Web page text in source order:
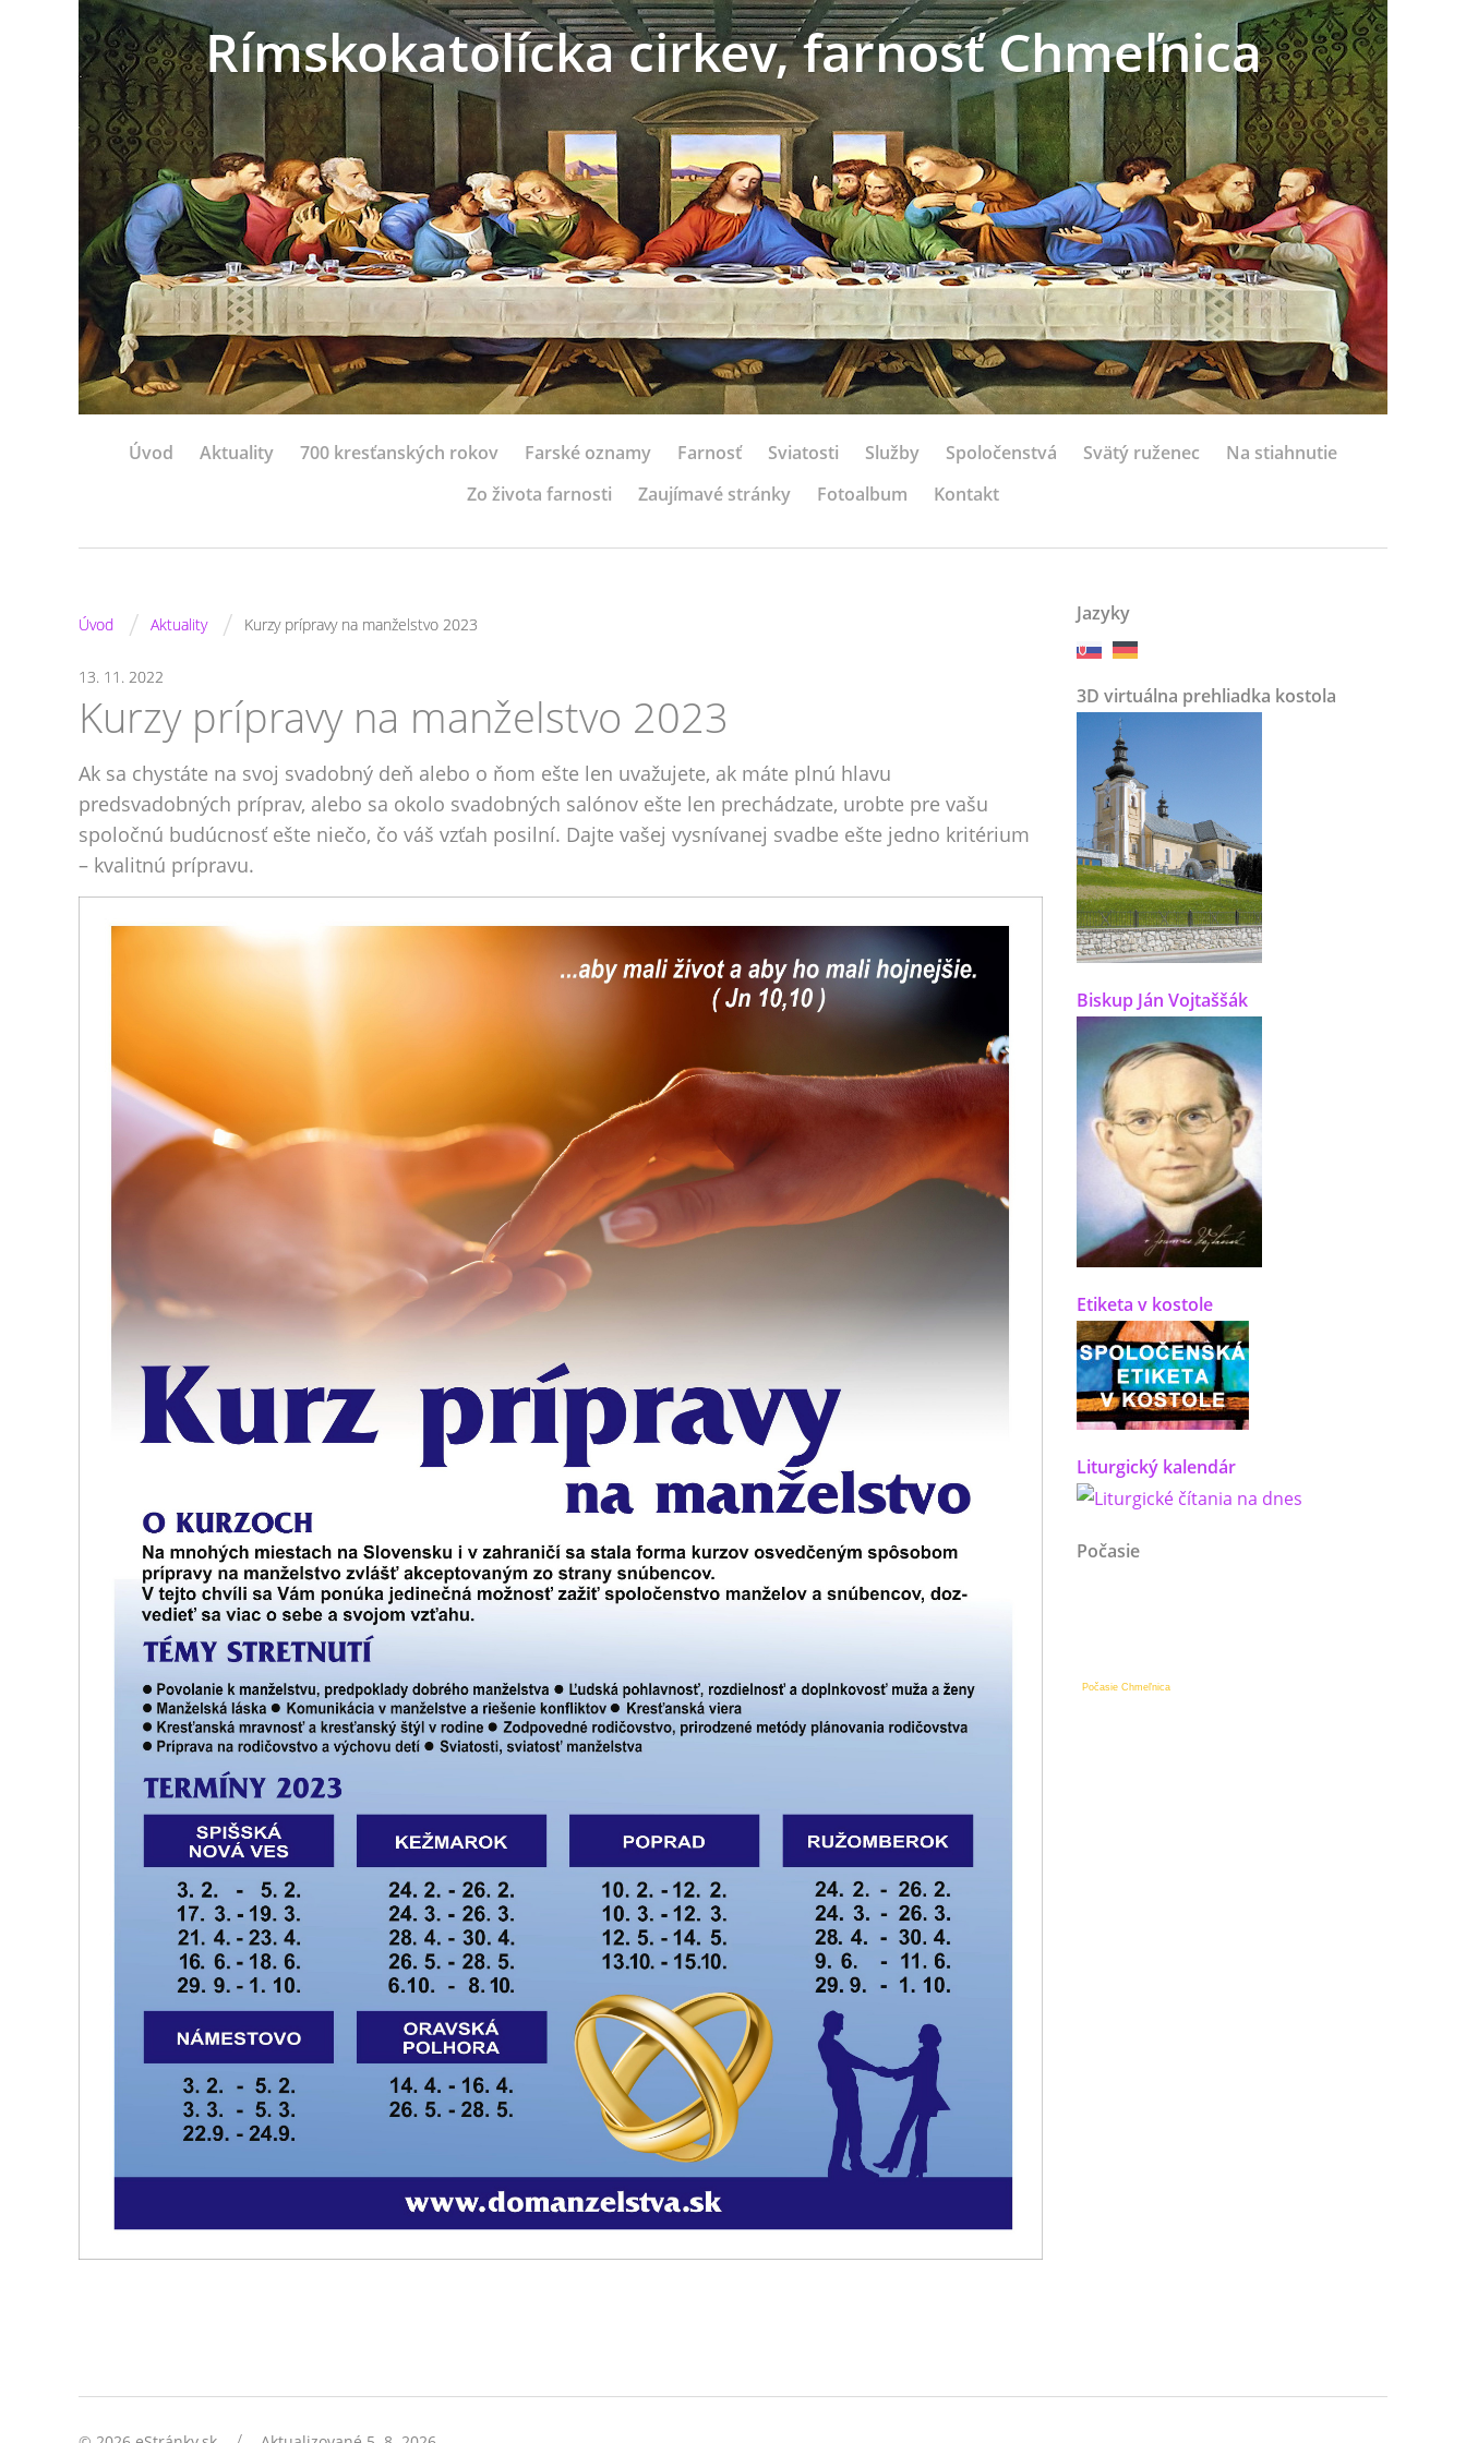
Rímskokatolícka cirkev, farnosť Chmeľnica
Úvod Aktuality 700 kresťanských rokov Farské oznamy Farnosť Sviatosti Služby Spoločenstvá Svätý ruženec
Na stiahnutie
Zo života farnosti
Zaujímavé stránky Fotoalbum Kontakt
Úvod / Aktuality / Kurzy prípravy na manželstvo 2023
13. 11. 2022
Kurzy prípravy na manželstvo 2023
Ak sa chystáte na svoj svadobný deň alebo o ňom ešte len uvažujete, ak máte plnú hlavu
predsvadobných príprav, alebo sa okolo svadobných salónov ešte len prechádzate, urobte pre vašu
spoločnú budúcnosť ešte niečo, čo váš vzťah posilní. Dajte vašej vysnívanej svadbe ešte jedno kritérium
– kvalitnú prípravu.
Jazyky
3D virtuálna prehliadka kostola
Biskup Ján Vojtaššák
Etiketa v kostole
Liturgický kalendár
Počasie
Počasie Chmeľnica